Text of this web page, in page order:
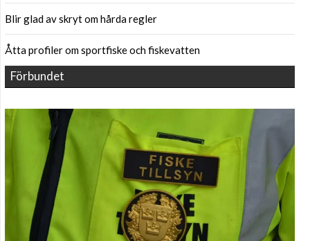
Blir glad av skryt om hårda regler
Åtta profiler om sportfiske och fiskevatten
Förbundet